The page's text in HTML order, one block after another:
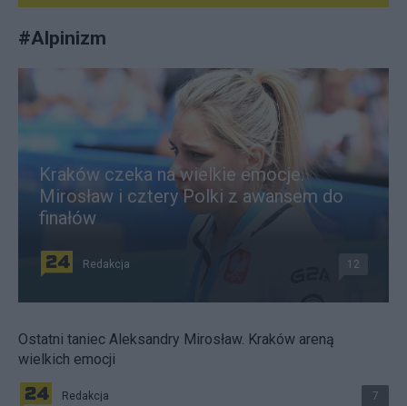
#Alpinizm
Kraków czeka na wielkie emocje.
Mirosław i cztery Polki z awansem do
finałów
Redakcja 12
Ostatni taniec Aleksandry Mirosław. Kraków areną
wielkich emocji
Redakcja 7